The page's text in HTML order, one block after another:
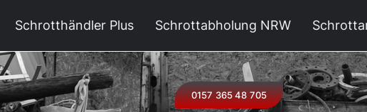
Schrotthändler Plus Schrottabholung NRW
0157 365 48 705